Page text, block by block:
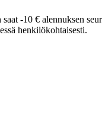
-10 € alennuksen
henkilökohtaisesti.